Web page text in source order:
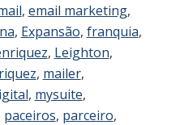
, email marketing,
, Expansão, franquia,
, Leighton,
, mailer,
, mysuite,
paceiros, parceiro,